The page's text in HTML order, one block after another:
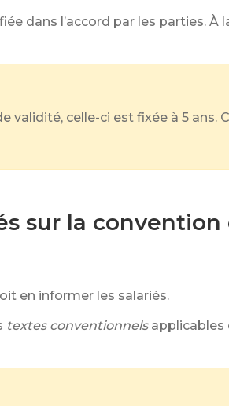
dans l’accord par les parties. À
validité, celle-ci est fixée à 5 ans.
sur la
en informer les salariés.
textes conventionnels applicables